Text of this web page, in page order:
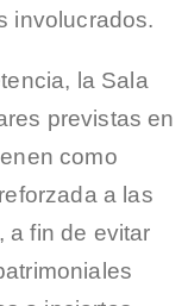
involucrados.
la Sala
previstas en
como
a las
a fin de evitar